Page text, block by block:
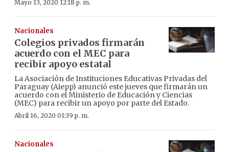
Mayo 13, 2020 12:18 p. m.
Nacionales
Colegios privados firmarán
acuerdo con el MEC para
recibir apoyo estatal
La Asociación de Instituciones Educativas Privadas del
Paraguay (Aiepp) anunció este jueves que firmarán un
acuerdo con el Ministerio de Educación y Ciencias
(MEC) para recibir un apoyo por parte del Estado.
Abril 16, 2020 01:39 p. m.
Nacionales